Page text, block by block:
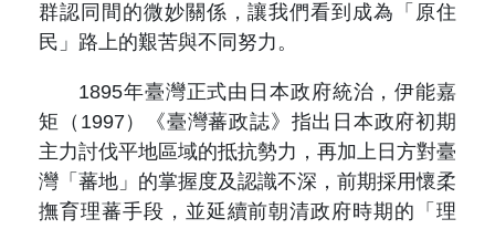
群認同間的微妙關係，讓我們看到成為「原住
民」路上的艱苦與不同努力。
1895年臺灣正式由日本政府統治，伊能嘉
矩（1997）《臺灣蕃政誌》指出日本政府初期
主力討伐平地區域的抵抗勢力，再加上日方對臺
灣「蕃地」的掌握度及認識不深，前期採用懷柔
撫育理蕃手段，並延續前朝清政府時期的「理